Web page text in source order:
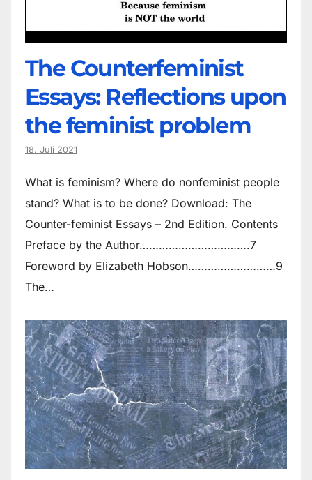
The Counter­feminist
Essays: Reflections upon
the feminist problem
18. Juli 2021
What is feminism? Where do non­feminist people
stand? What is to be done? Download: The
Counter-feminist Essays – 2nd Edition. Contents
Preface by the Author…………………………….7
Foreword by Elizabeth Hobson………………………9
The…